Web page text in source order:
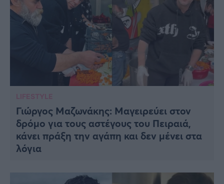
LIFESTYLE
Γιώργος Μαζωνάκης: Μαγειρεύει στον
δρόμο για τους αστέγους του Πειραιά,
κάνει πράξη την αγάπη και δεν μένει στα
λόγια